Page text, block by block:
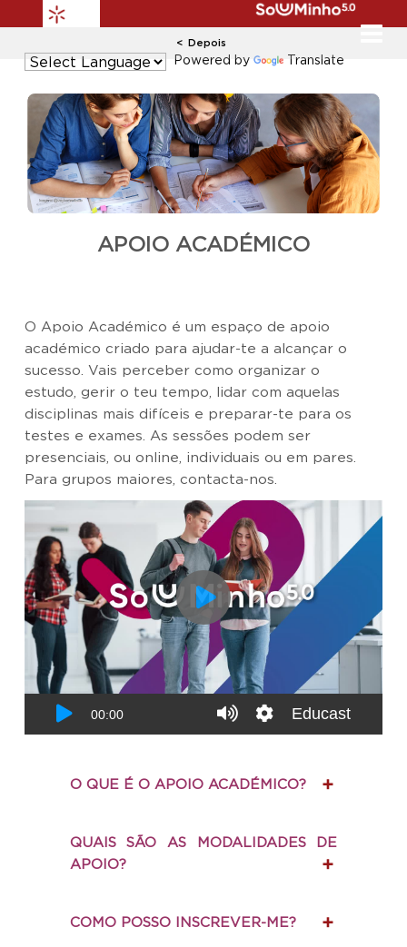
Depois
Powered by Translate
APOIO ACADÉMICO
O Apoio Académico é um espaço de apoio
académico criado para ajudar-te a alcançar o
sucesso. Vais perceber como organizar o
estudo, gerir o teu tempo, lidar com aquelas
disciplinas mais difíceis e preparar-te para os
testes e exames. As sessões podem ser
presenciais, ou online, individuais ou em pares.
Para grupos maiores, contacta-nos.
O QUE É O APOIO ACADÉMICO?
QUAIS SÃO AS MODALIDADES DE
APOIO?
COMO POSSO INSCREVER-ME?